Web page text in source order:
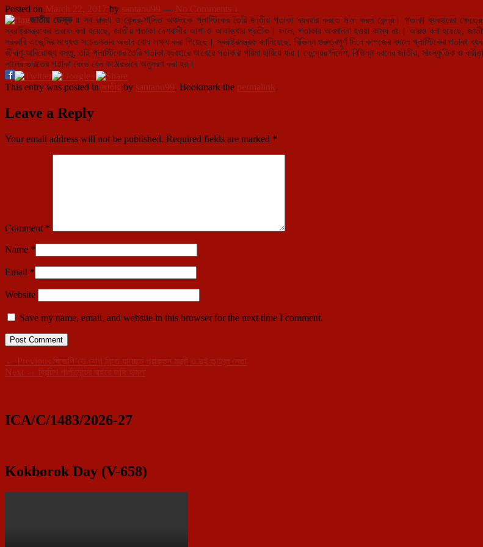
Posted on March 22, 2017 by santanu99 — No Comments ↓
জাতীয় ডেস্ক ৷৷ সব রাজ্য ও কেন্দ্র-শাসিত অঞ্চলকে প্লাস্টিকের তৈরি জাতীয় পতাকা ব্যবহার করতে মানা করল কেন্দ্র। পতাকা ব্যবহারের
স্বরাষ্ট্রমন্ত্রকের তরফে বলা হয়েছে, জাতীয় পতাকা দেশবাসীর আশা ও আকাঙ্খার প্রতীক। ফলে, পতাকার অবমাননা হওয়া কাম্য নয়। আরও বলা হয়েছে,
সরকারি এজেন্সির মধ্যেও সচেতনতার অভাব বোধ লক্ষ্য করা গিয়েছে। স্বরাষ্ট্রমন্ত্রক জানিয়েছে, বিভিন্ন গুরুত্বপূর্ণ দিনে কাগজের বদলে প্লাস্টিকের
জীবাণু-অবিয়োজ্য বস্তু, তাই প্লাস্টিকের তৈরি পতাকা ব্যবহারে আখেরে পতাকার গরিমা হারিয়ে যায়। কেন্দ্রের নির্দেশ, বিভিন্ন ধরনের জাতীয়, সাংস্কৃতিক ও
সালের ভারতের পতাকা কোড যেন কঠোরভাবে অনুসরণ করা হয়।
This entry was posted in জাতীয় by santanu99. Bookmark the permalink.
Leave a Reply
Your email address will not be published. Required fields are marked *
Comment *
Name *
Email *
Website
Save my name, email, and website in this browser for the next time I comment.
Post
navigation
← Previous Previous
post:
বিজেপি’তে যোগ দিতে যাচ্ছেন প্রাক্তন মন্ত্রী ও দুই তৃণমূল নেতা
Next → Next
ব্রিটিশ পার্লামেন্টের বাইরে জঙ্গি হামলা
Widget
ICA/C/1483/2026-27
Kokborok Day (V-658)